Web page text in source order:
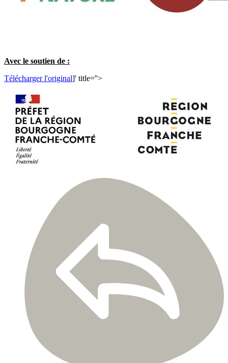
Avec le soutien de :
Télécharger l'original]' title=''>